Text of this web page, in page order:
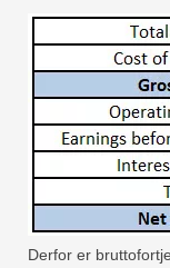
Derfor er